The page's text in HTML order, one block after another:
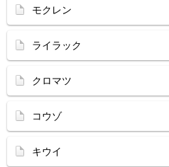
モクレン
ライラック
クロマツ
コウゾ
キウイ